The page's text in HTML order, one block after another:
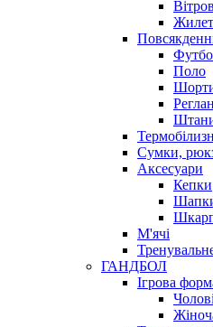
Поло
Сумки,
Аксесуари
Кепки
М'ячі
ГАНДБОЛ
Ігрова